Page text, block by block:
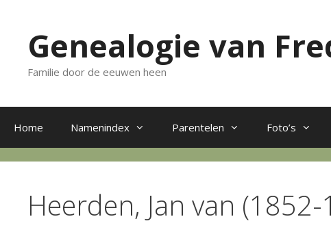
inhoudGenealogie van
Familie door de eeuwen heen
Home Namenindex Parentelen Foto’s
Heerden, Jan van